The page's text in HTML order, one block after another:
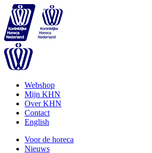
Webshop
Mijn KHN
Over KHN
Contact
English
Voor de horeca
Nieuws